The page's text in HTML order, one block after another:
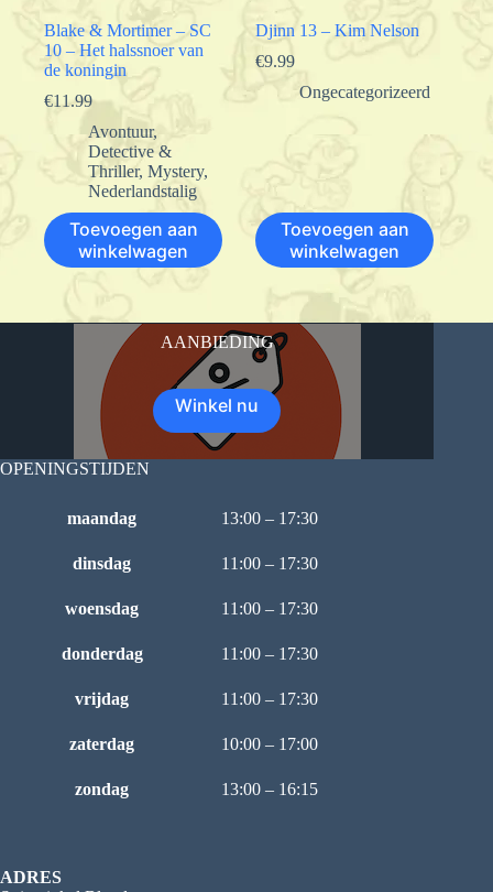
Blake & Mortimer – SC
10 – Het halssnoer van
de koningin
€11.99
Avontuur,
Detective &
Thriller, Mystery,
Nederlandstalig
Toevoegen aan
winkelwagen
Djinn 13 – Kim Nelson
€9.99
Ongecategorizeerd
Toevoegen aan
winkelwagen
AANBIEDING
Winkel nu
OPENINGSTIJDEN
maandag 13:00 – 17:30
dinsdag 11:00 – 17:30
woensdag 11:00 – 17:30
donderdag 11:00 – 17:30
vrijdag 11:00 – 17:30
zaterdag 10:00 – 17:00
zondag 13:00 – 16:15
ADRES